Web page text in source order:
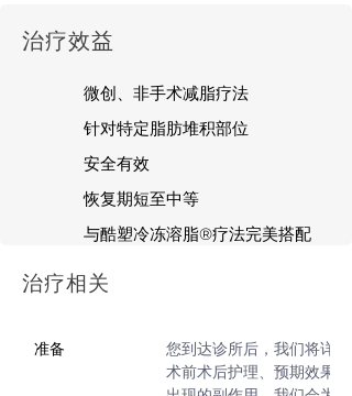
​治疗效益
微创、非手术减脂疗法
针对特定脂肪堆积部位
安全有效
恢复期短至中等
与酷塑冷冻溶脂®疗法完美搭配
治疗相关
准备
您到达诊所后，我们将详细
术前术后护理、预期效果和